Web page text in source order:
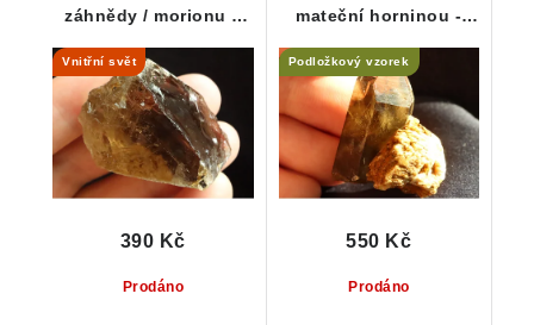
záhnědy / morionu s
světem
Vnitřní svět
Prodáno
390 Kč
mateční horninou -
sběratele
Podložkový vzorek
Prodáno
550 Kč